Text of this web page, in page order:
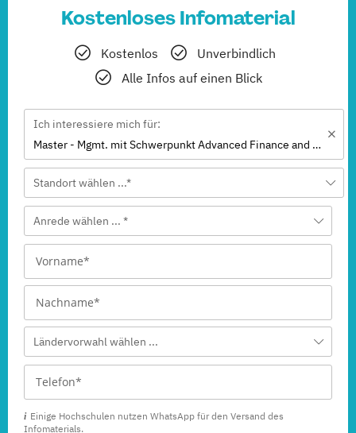
Kostenloses Infomaterial
Kostenlos
Unverbindlich
Alle Infos auf einen Blick
Ich interessiere mich für:
Master - Mgmt. mit Schwerpunkt Advanced Finance and Accounting
Standort wählen ...*
Anrede wählen ... *
Ländervorwahl wählen ...
Einige Hochschulen nutzen WhatsApp für den Versand des
Infomaterials.